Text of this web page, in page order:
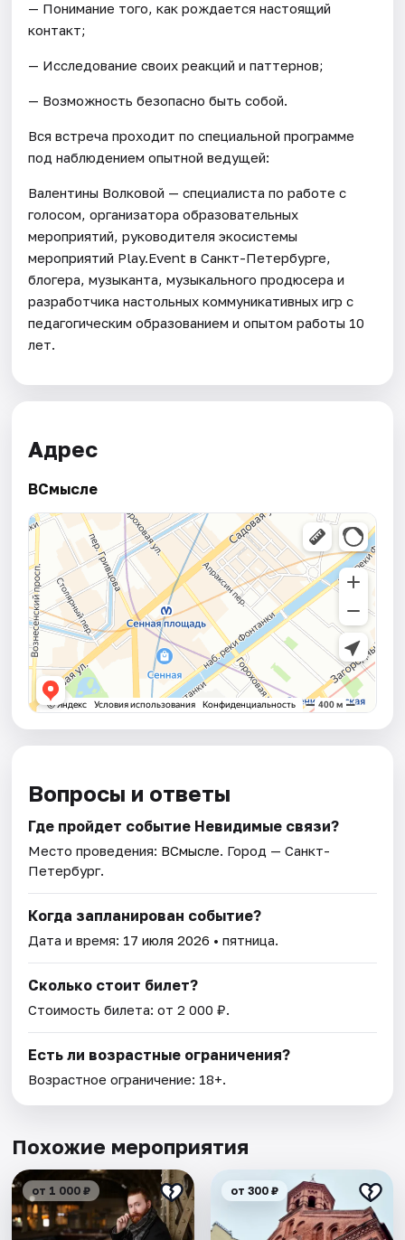
— Понимание того, как рождается настоящий
контакт;
— Исследование своих реакций и паттернов;
— Возможность безопасно быть собой.
Вся встреча проходит по специальной программе
под наблюдением опытной ведущей:
Валентины Волковой — специалиста по работе с
голосом, организатора образовательных
мероприятий, руководителя экосистемы
мероприятий Play.Event в Санкт-Петербурге,
блогера, музыканта, музыкального продюсера и
разработчика настольных коммуникативных игр с
педагогическим образованием и опытом работы 10
лет.
Адрес
ВСмысле
Вопросы и ответы
Где пройдет событие Невидимые связи?
Место проведения: ВСмысле. Город — Санкт-
Петербург.
Когда запланирован событие?
Дата и время: 17 июля 2026 • пятница.
Сколько стоит билет?
Стоимость билета: от 2 000 ₽.
Есть ли возрастные ограничения?
Возрастное ограничение: 18+.
Похожие мероприятия
от 1 000 ₽ от 300 ₽